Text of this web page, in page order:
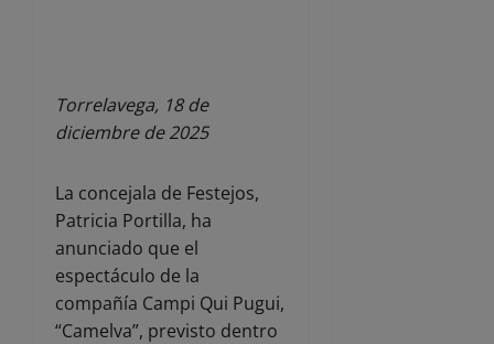
Torrelavega, 18 de
diciembre de 2025
La concejala de Festejos,
Patricia Portilla, ha
anunciado que el
espectáculo de la
compañía Campi Qui Pugui,
“Camelva”, previsto dentro